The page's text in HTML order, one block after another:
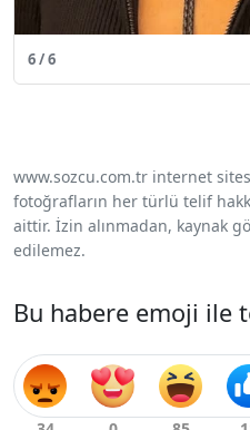
6 / 6
www.sozcu.com.tr internet
fotoğrafların her türlü telif
aittir. İzin alınmadan, kaynak
edilemez.
Bu habere emoji ile